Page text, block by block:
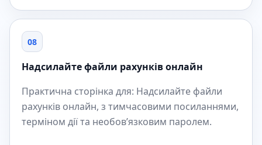
08
Надсилайте файли рахунків онлайн
Практична сторінка для: Надсилайте файли
рахунків онлайн, з тимчасовими посиланнями,
терміном дії та необов’язковим паролем.